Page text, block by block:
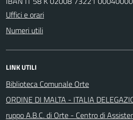
Uffici e orari
Numeri utili
LINK UTILI
Biblioteca Comunale Orte
ORDINE DI MALTA - ITALIA
ruppo A.B.C. di Orte - Centro di